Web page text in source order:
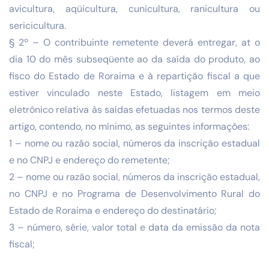
avicultura, aqüicultura, cunicultura, ranicultura ou
sericicultura.
§ 2º – O contribuinte remetente deverá entregar, at o
dia 10 do mês subseqüente ao da saída do produto, ao
fisco do Estado de Roraima e à repartição fiscal a que
estiver vinculado neste Estado, listagem em meio
eletrônico relativa às saídas efetuadas nos termos deste
artigo, contendo, no mínimo, as seguintes informações:
1 – nome ou razão social, números da inscrição estadual
e no CNPJ e endereço do remetente;
2 – nome ou razão social, números da inscrição estadual,
no CNPJ e no Programa de Desenvolvimento Rural do
Estado de Roraima e endereço do destinatário;
3 – número, série, valor total e data da emissão da nota
fiscal;